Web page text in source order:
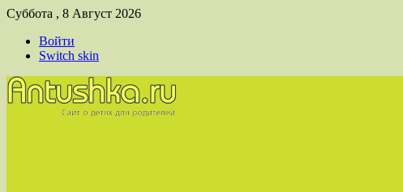
Суббота , 8 Август 2026
Войти
Switch skin